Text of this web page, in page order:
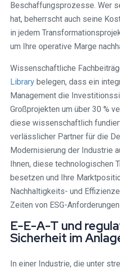
Beschaffungsprozesse. Wer
hat, beherrscht auch seine
in jedem
um Ihre operative Marge
Wissenschaftliche
Library belegen, dass ein
Management die
Großprojekten um über 30 %
diese wissenschaftlich
verlässlicher Partner für die
Modernisierung der Industrie
Ihnen, diese technologischen
besetzen und Ihre
Nachhaltigkeits- und
Zeiten von ESG-
E-E-A-T und
Sicherheit im
In einer Industrie, die unter